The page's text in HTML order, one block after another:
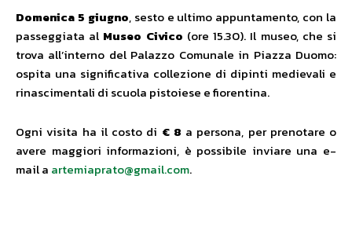
Domenica 5 giugno, sesto e ultimo appuntamento, con la
passeggiata al Museo Civico (ore 15.30). Il museo, che si
trova all’interno del Palazzo Comunale in Piazza Duomo:
ospita una significativa collezione di dipinti medievali e
rinascimentali di scuola pistoiese e fiorentina.
Ogni visita ha il costo di € 8 a persona, per prenotare o
avere maggiori informazioni, è possibile inviare una e-
mail a artemiaprato@gmail.com.